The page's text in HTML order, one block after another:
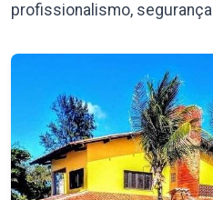
profissionalismo,